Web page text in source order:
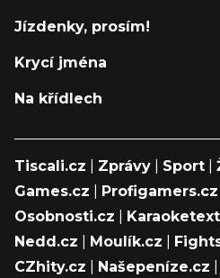
Jízdenky, prosím!
Krycí jména
Na křídlech
Tiscali.cz Zprávy Sport
Games.cz
Profigamers.cz
Osobnosti.cz
Nedd.cz
Moulík.cz
CZhity.cz
Našepeníze.cz